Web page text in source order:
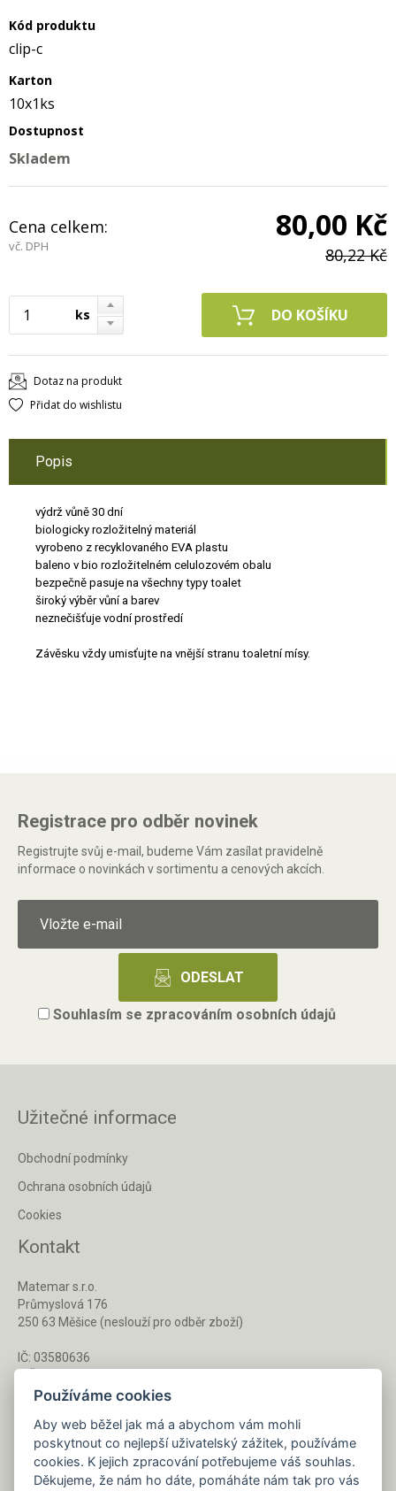
Kód produktu
clip-c
Karton
10x1ks
Dostupnost
Skladem
Cena celkem:
vč. DPH
80,00 Kč
80,22 Kč
ks
Dotaz na produkt
Přidat do wishlistu
Popis
výdrž vůně 30 dní
biologicky rozložitelný materiál
vyrobeno z recyklovaného EVA plastu
baleno v bio rozložitelném celulozovém obalu
bezpečně pasuje na všechny typy toalet
široký výběr vůní a barev
neznečišťuje vodní prostředí
Závěsku vždy umisťujte na vnější stranu toaletní mísy.
Registrace pro odběr novinek
Registrujte svůj e-mail, budeme Vám zasílat pravidelně
informace o novinkách v sortimentu a cenových akcích.
Souhlasím se zpracováním osobních údajů
Užitečné informace
Obchodní podmínky
Ochrana osobních údajů
Cookies
Kontakt
Matemar s.r.o.
Průmyslová 176
250 63 Měšice (neslouží pro odběr zboží)
IČ: 03580636
Po - Pá 8 - 16 h
733 127 788
Používáme cookies
Aby web běžel jak má a abychom vám mohli
poskytnout co nejlepší uživatelský zážitek, používáme
cookies. K jejich zpracování potřebujeme váš souhlas.
Děkujeme, že nám ho dáte, pomáháte nám tak pro vás